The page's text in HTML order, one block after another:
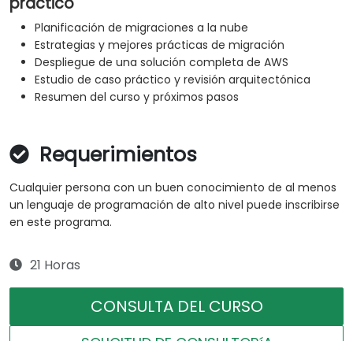
Planificación de migraciones a la nube
Estrategias y mejores prácticas de migración
Despliegue de una solución completa de AWS
Estudio de caso práctico y revisión arquitectónica
Resumen del curso y próximos pasos
Requerimientos
Cualquier persona con un buen conocimiento de al menos
un lenguaje de programación de alto nivel puede inscribirse
en este programa.
21 Horas
CONSULTA DEL CURSO